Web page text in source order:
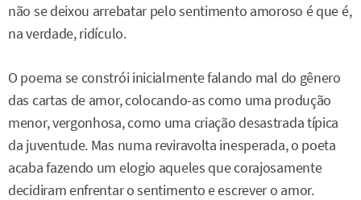
não se deixou arrebatar pelo sentimento amoroso é que é,
na verdade, ridículo.
O poema se constrói inicialmente falando mal do gênero
das cartas de amor, colocando-as como uma produção
menor, vergonhosa, como uma criação desastrada típica
da juventude. Mas numa reviravolta inesperada, o poeta
acaba fazendo um elogio aqueles que corajosamente
decidiram enfrentar o sentimento e escrever o amor.